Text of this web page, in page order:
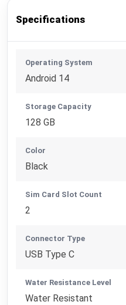
Specifications
Operating System
Android 14
Storage Capacity
128 GB
Color
Black
Sim Card Slot Count
2
Connector Type
USB Type C
Water Resistance Level
Water Resistant